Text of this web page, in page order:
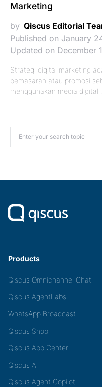
Marketing
by Qiscus Editorial
Published on January
Updated on December
Strategi digital marketing
pemasaran atau promosi
menggunakan media digital…
Search for:
Products
Qiscus Omnichannel Chat
Qiscus AgentLabs
WhatsApp Broadcast
Qiscus Shop
Qiscus App Center
Qiscus AI
Qiscus Agent Copilot